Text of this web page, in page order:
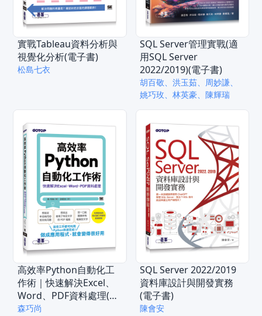
實戰Tableau資料分析與
視覺化分析(電子書)
松島七衣
SQL Server管理實戰(適
用SQL Server
2022/2019)(電子書)
胡百敬、洪玉茹、周妙謙、
姚巧玫、林英豪、陳輝瑞
高效率Python自動化工
作術｜快速解決Excel、
Word、PDF資料處理(電
子書)
森巧尚
SQL Server 2022/2019
資料庫設計與開發實務
(電子書)
陳會安